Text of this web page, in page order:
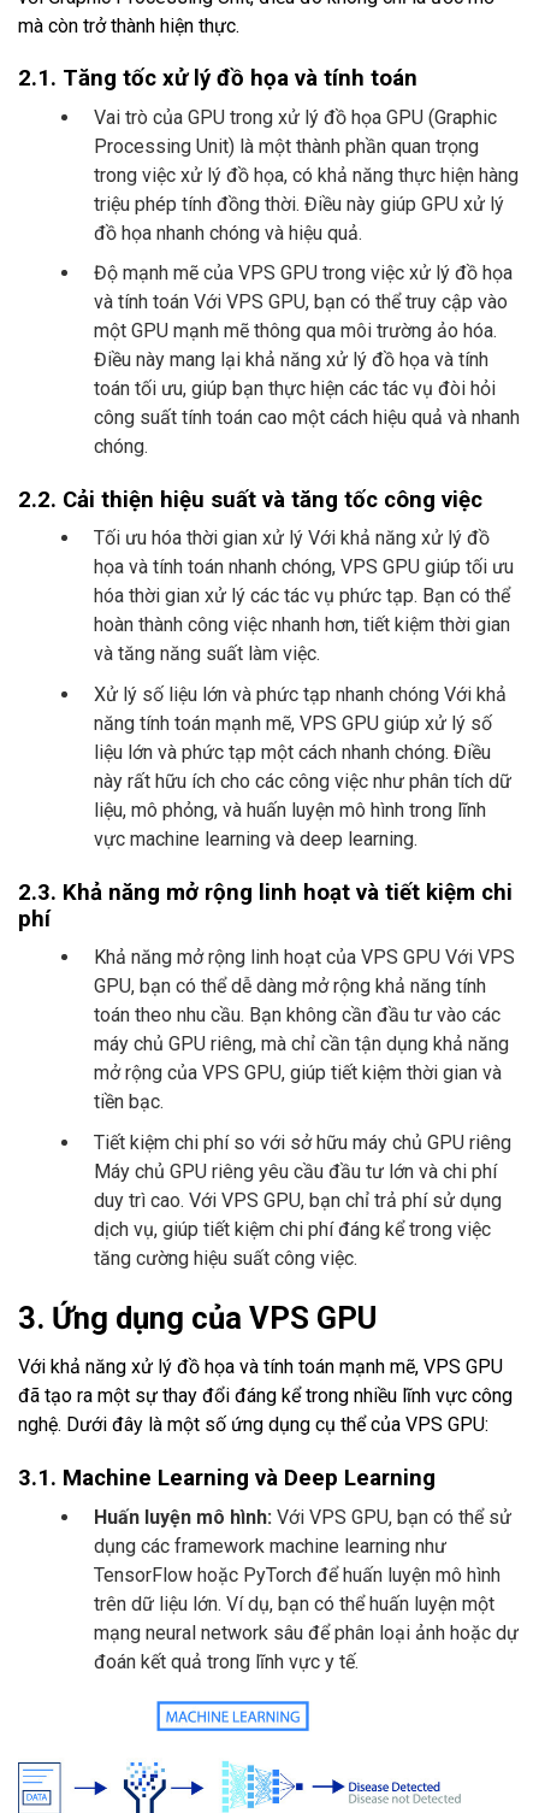
mà còn trở thành hiện thực.
2.1. Tăng tốc xử lý đồ họa và tính toán
Vai trò của GPU trong xử lý đồ họa GPU (Graphic
Processing Unit) là một thành phần quan trọng
trong việc xử lý đồ họa, có khả năng thực hiện hàng
triệu phép tính đồng thời. Điều này giúp GPU xử lý
đồ họa nhanh chóng và hiệu quả.
Độ mạnh mẽ của VPS GPU trong việc xử lý đồ họa
và tính toán Với VPS GPU, bạn có thể truy cập vào
một GPU mạnh mẽ thông qua môi trường ảo hóa.
Điều này mang lại khả năng xử lý đồ họa và tính
toán tối ưu, giúp bạn thực hiện các tác vụ đòi hỏi
công suất tính toán cao một cách hiệu quả và nhanh
chóng.
2.2. Cải thiện hiệu suất và tăng tốc công việc
Tối ưu hóa thời gian xử lý Với khả năng xử lý đồ
họa và tính toán nhanh chóng, VPS GPU giúp tối ưu
hóa thời gian xử lý các tác vụ phức tạp. Bạn có thể
hoàn thành công việc nhanh hơn, tiết kiệm thời gian
và tăng năng suất làm việc.
Xử lý số liệu lớn và phức tạp nhanh chóng Với khả
năng tính toán mạnh mẽ, VPS GPU giúp xử lý số
liệu lớn và phức tạp một cách nhanh chóng. Điều
này rất hữu ích cho các công việc như phân tích dữ
liệu, mô phỏng, và huấn luyện mô hình trong lĩnh
vực machine learning và deep learning.
2.3. Khả năng mở rộng linh hoạt và tiết kiệm chi
phí
Khả năng mở rộng linh hoạt của VPS GPU Với VPS
GPU, bạn có thể dễ dàng mở rộng khả năng tính
toán theo nhu cầu. Bạn không cần đầu tư vào các
máy chủ GPU riêng, mà chỉ cần tận dụng khả năng
mở rộng của VPS GPU, giúp tiết kiệm thời gian và
tiền bạc.
Tiết kiệm chi phí so với sở hữu máy chủ GPU riêng
Máy chủ GPU riêng yêu cầu đầu tư lớn và chi phí
duy trì cao. Với VPS GPU, bạn chỉ trả phí sử dụng
dịch vụ, giúp tiết kiệm chi phí đáng kể trong việc
tăng cường hiệu suất công việc.
3. Ứng dụng của VPS GPU
Với khả năng xử lý đồ họa và tính toán mạnh mẽ, VPS GPU
đã tạo ra một sự thay đổi đáng kể trong nhiều lĩnh vực công
nghệ. Dưới đây là một số ứng dụng cụ thể của VPS GPU:
3.1. Machine Learning và Deep Learning
Huấn luyện mô hình: Với VPS GPU, bạn có thể sử
dụng các framework machine learning như
TensorFlow hoặc PyTorch để huấn luyện mô hình
trên dữ liệu lớn. Ví dụ, bạn có thể huấn luyện một
mạng neural network sâu để phân loại ảnh hoặc dự
đoán kết quả trong lĩnh vực y tế.